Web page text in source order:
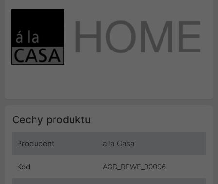
Cechy produktu
Producent a'la Casa
Kod AGD_REWE_00096